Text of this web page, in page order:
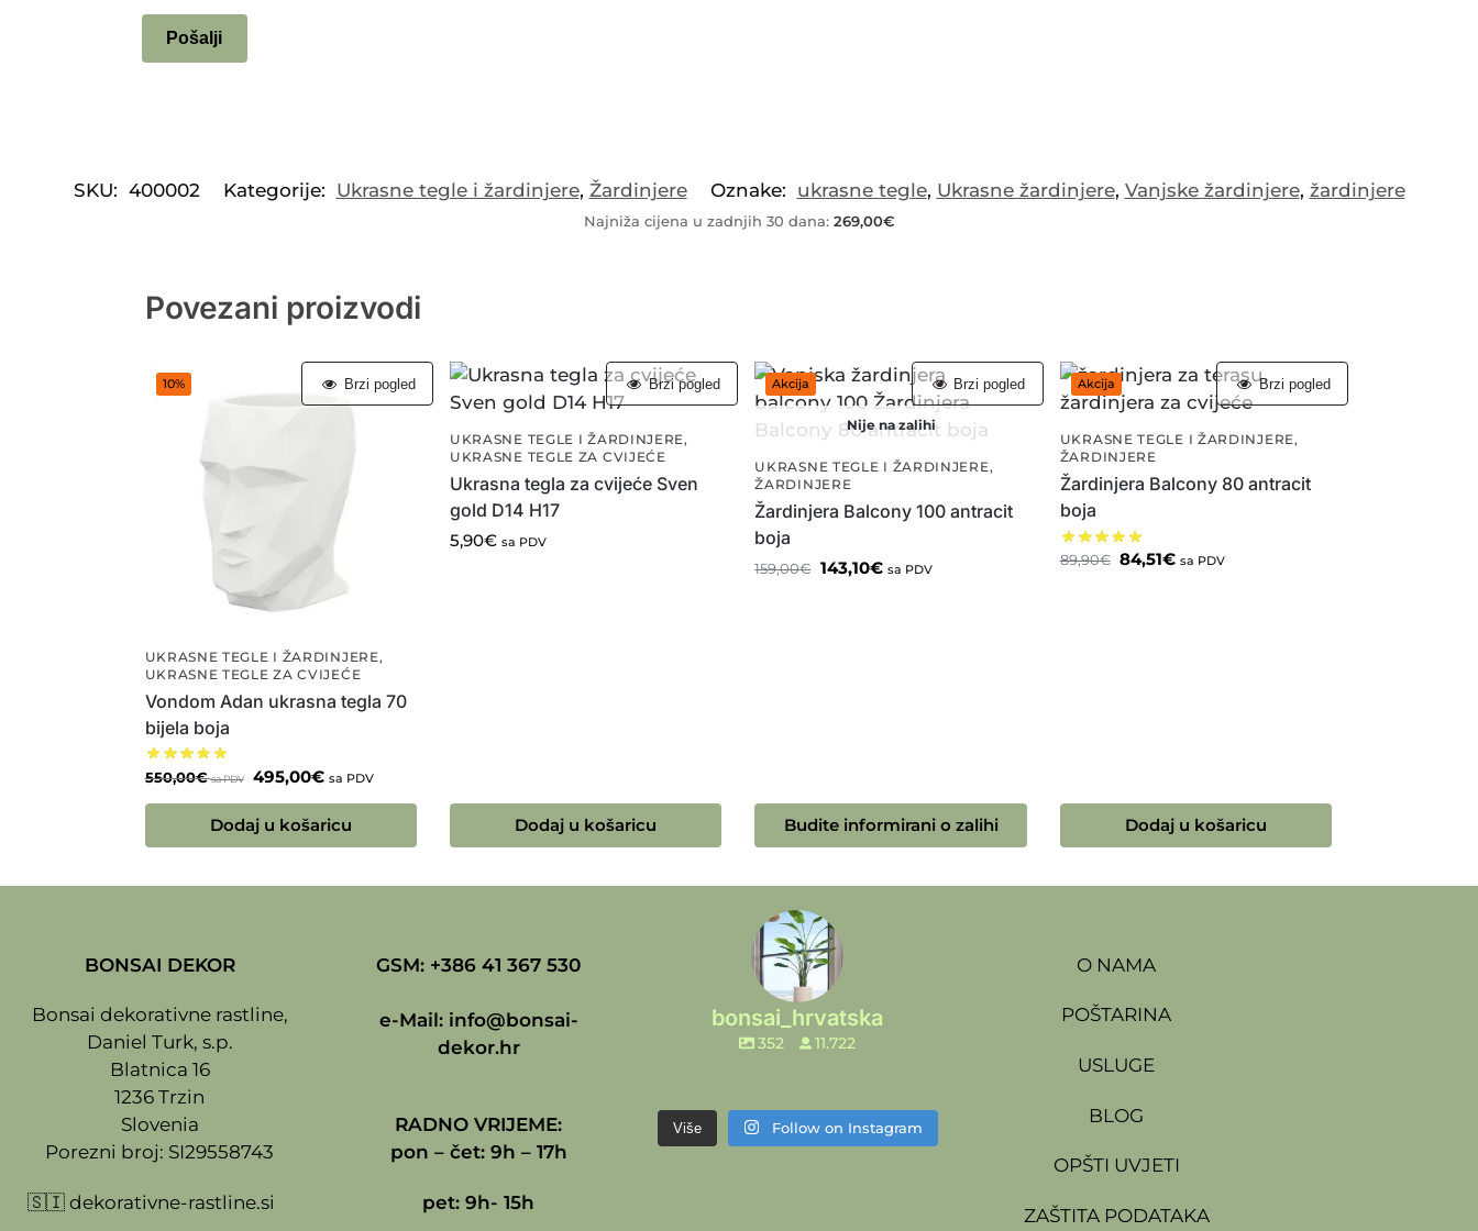
SKU: 400002 Kategorije: Ukrasne tegle i žardinjere, Žardinjere Oznake: ukrasne tegle, Ukrasne žardinjere, Vanjske žardinjere, žardinjere
Najniža cijena u zadnjih 30 dana: 269,00€
Povezani proizvodi
10%
UKRASNE TEGLE I ŽARDINJERE ,
UKRASNE TEGLE ZA CVIJEĆE
Vondom Adan ukrasna tegla 70
bijela boja
550,00€ sa PDV 495,00€ sa PDV
Dodaj u košaricu
Brzi pogled
UKRASNE TEGLE I ŽARDINJERE,
UKRASNE TEGLE ZA CVIJEĆE
Ukrasna tegla za cvijeće Sven
gold D14 H17
5,90€ sa PDV
Dodaj u košaricu
Brzi pogled Akcija
Nije na zalihi
UKRASNE TEGLE I ŽARDINJERE,
ŽARDINJERE
Žardinjera Balcony 100 antracit
boja
159,00€ 143,10€ sa PDV
Budite informirani o zalihi
Brzi pogled Akcija
UKRASNE TEGLE I ŽARDINJERE,
ŽARDINJERE
Žardinjera Balcony 80 antracit
boja
89,90€ 84,51€ sa PDV
Dodaj u košaricu
Brzi pogled
BONSAI DEKOR
Bonsai dekorativne rastline,
Daniel Turk, s.p.
Blatnica 16
1236 Trzin
Slovenia
Porezni broj: SI29558743
🇸🇮 dekorativne-rastline.si
GSM: +386 41 367 530
e-Mail: info@bonsai-
dekor.hr
RADNO VRIJEME:
pon – čet: 9h – 17h
pet: 9h- 15h
bonsai_hrvatska
352 11.722
Više Follow on Instagram
O NAMA
POŠTARINA
USLUGE
BLOG
OPŠTI UVJETI
ZAŠTITA PODATAKA